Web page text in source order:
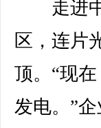
走进中
区，连片
顶。“现
发电。”